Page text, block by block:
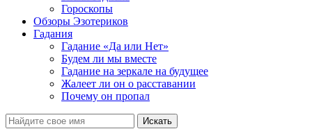
Гороскопы
Обзоры Эзотериков
Гадания
Гадание «Да или Нет»
Будем ли мы вместе
Гадание на зеркале на будущее
Жалеет ли он о расставании
Почему он пропал